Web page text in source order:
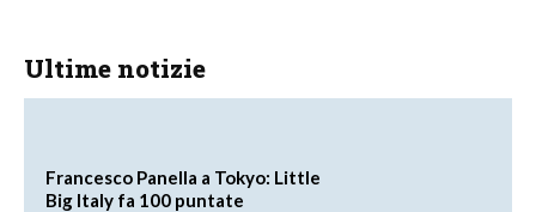
Ultime notizie
Francesco Panella a Tokyo: Little
Big Italy fa 100 puntate